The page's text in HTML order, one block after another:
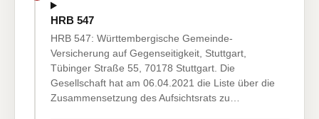
HRB 547
HRB 547: Württembergische Gemeinde-
Versicherung auf Gegenseitigkeit, Stuttgart,
Tübinger Straße 55, 70178 Stuttgart. Die
Gesellschaft hat am 06.04.2021 die Liste über die
Zusammensetzung des Aufsichtsrats zu…